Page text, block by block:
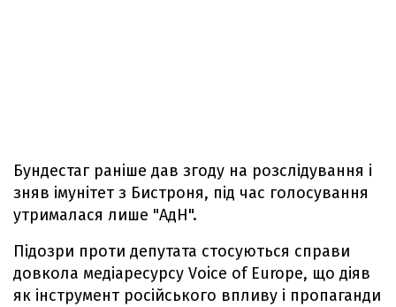
Бундестаг раніше дав згоду на розслідування і
зняв імунітет з Бистроня, під час голосування
утрималася лише "АдН".
Підозри проти депутата стосуються справи
довкола медіаресурсу Voice of Europe, що діяв
як інструмент російського впливу і пропаганди